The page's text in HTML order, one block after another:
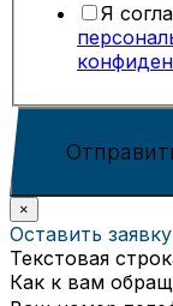
Я
×
Оставить заявку
Текстовая
Как к вам